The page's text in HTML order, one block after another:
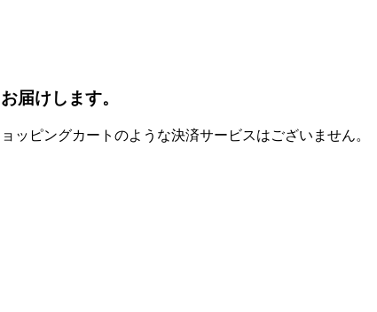
届けします。
ピングカートのような決済サービスはございません。